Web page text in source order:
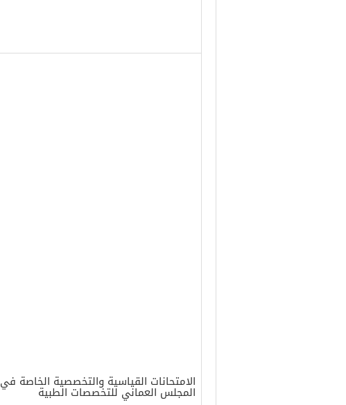
الامتحانات القياسية والتخصصية الخاصة في
المجلس العماني للتخصصات الطبية